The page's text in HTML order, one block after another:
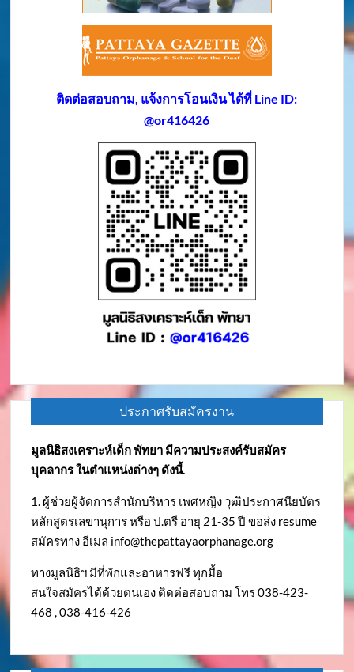
ติดต่อสอบถาม, แจ้งการโอนเงิน ได้ที่ Line ID:
@or416426
ประกาศรับสมัครงาน
มูลนิธิสงเคราะห์เด็ก พัทยา มีความประสงค์รับสมัคร
บุคลากร ในตำแหน่งต่างๆ ดังนี้.
1. ผู้ช่วยผู้จัดการสำนักบริหาร เพศหญิง วุฒิประกาศนียบัตร
หลักสูตรเลขานุการ หรือ ป.ตรี อายุ 21-35 ปี ขอส่ง resume
สมัครทาง อีเมล info@thepattayaorphanage.org
ทางมูลนิธิฯ มีที่พักและอาหารฟรี ทุกมื้อ
สนใจสมัครได้ด้วยตนเอง ติดต่อสอบถาม โทร 038-423-
468 , 038-416-426